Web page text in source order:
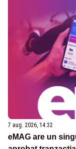
7 aug. 2026, 14:32
eMAG are un